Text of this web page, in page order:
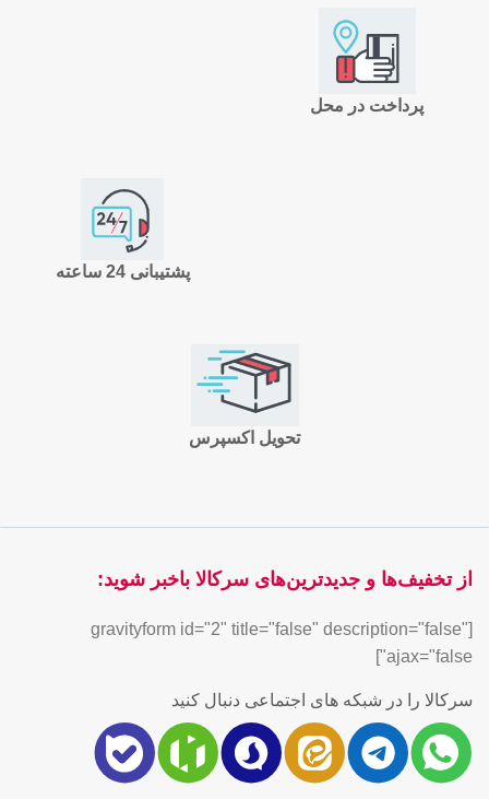
پرداخت در محل
پشتیبانی 24 ساعته
تحویل اکسپرس
از تخفیف‌ها و جدیدترین‌های سرکالا باخبر شوید:
[gravityform id="2" title="false" description="false"
ajax="false"]
سرکالا را در شبکه های اجتماعی دنبال کنید